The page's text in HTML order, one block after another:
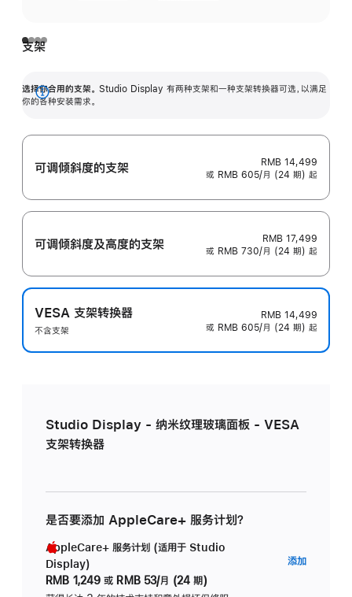
支架
选择你合用的支架。 Studio Display 有两种支架和一种支架转换器可选，以满足
你的各种安装需求。
展
可调倾斜度的支架
RMB 14,499
或 RMB 605/月 (24 期) 起
可调倾斜度及高‍度的支‍架
RMB 17,499
或 RMB 730/月 (24 期) 起
VESA 支架转换器
不含支架
RMB 14,499
或 RMB 605/月 (24 期) 起
Studio Display - 纳米纹理玻璃面板 - VESA
支架转换器
是否要添加 AppleCare+ 服务计划？
AppleCare+ 服务计划 (适用于 Studio
Display)
RMB 1,249 或 RMB 53/月 (24 期)
添加